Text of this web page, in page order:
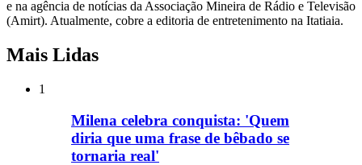
e na agência de notícias da Associação Mineira de Rádio e Televisão
(Amirt). Atualmente, cobre a editoria de entretenimento na Itatiaia.
Mais Lidas
1
Milena celebra conquista: 'Quem
diria que uma frase de bêbado se
tornaria real'